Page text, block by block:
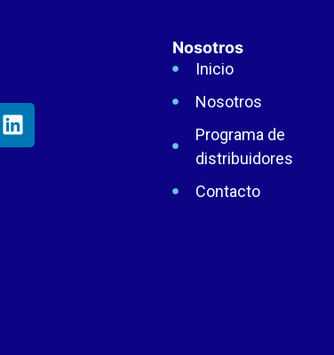
Nosotros
Inicio
Nosotros
Programa de
distribuidores
Contacto